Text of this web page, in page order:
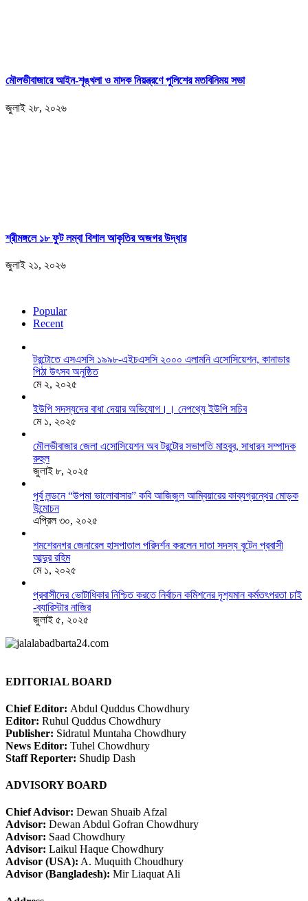
মৌলভীবাজারে আইন-শৃঙ্খলা ও মাদক নিয়ন্ত্রণে পুলিশের মতবিনিময় সভা
জুলাই ২৮, ২০২৬
শ্রীমঙ্গলে ১৮ ফুট লম্বা বিশাল আকৃতির অজগর উদ্ধার
জুলাই ২১, ২০২৬
Popular
Recent
টরন্টোতে এসএসসি ১৯৯৮-এইচএসসি ২০০০ এলামনি এসোসিয়েশন, কানাডার
পিঠা উৎসব অনুষ্ঠিত
মে ২, ২০২৫
ইউপি সদস্যদের বাধা দেয়ার অভিযোগ।। নেপথ্যে ইউপি সচিব
মে ১, ২০২৫
মৌলভীবাজার জেলা এসোসিয়েশন অব টরন্টোর সভাপতি মাহবুব, সাধারন সম্পাদক
রুহুল
জুলাই ৮, ২০২৫
পূর্ব লন্ডনে “উপমা ভালোবাসার” কবি আজিজুল আম্বিয়ারের কাব্যগ্রন্থের মোড়ক
উন্মোচন
এপ্রিল ৩০, ২০২৫
শমশেরনগর জেনারেল হাসপাতাল পরিদর্শন করলেন দাতা সদস্য বৃটেন প্রবাসী
আব্দুর রহিম
মে ১, ২০২৫
প্রবাসীদের ভোটাধিকার নিশ্চিত করতে নির্বাচন কমিশনের দৃশ‍্যমান কর্মতৎপরতা চাই
-ব্যারিস্টার নাজির
জুলাই ৫, ২০২৫
EDITORIAL BOARD
Chief Editor: Abdul Quddus Chowdhury
Editor: Ruhul Quddus Chowdhury
Publisher: Sidratul Muntaha Chowdhury
News Editor: Tuhel Chowdhury
Staff Reporter: Shudip Dash
ADVISORY BOARD
Chief Advisor: Dewan Shuaib Afzal
Advisor: Dewan Abdul Gofran Chowdhury
Advisor: Saad Chowdhury
Advisor: Laikul Haque Chowdhury
Advisor (USA): A. Muquith Choudhury
Advisor (Bangladesh): Mir Liaquat Ali